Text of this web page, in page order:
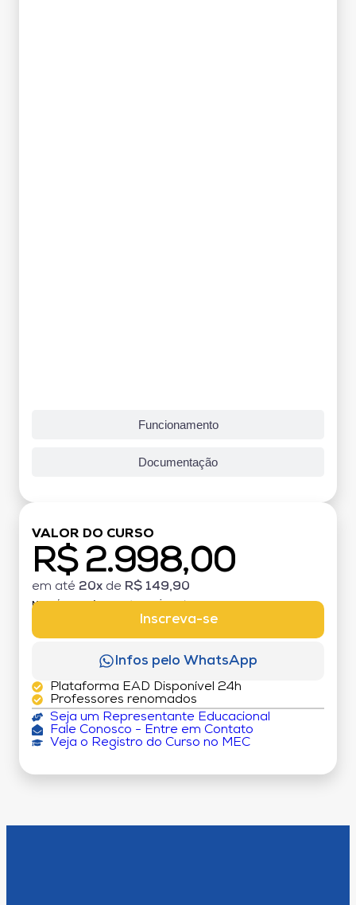
Funcionamento
Documentação
VALOR DO CURSO
R$ 2.998,00
em até 20x de R$ 149,90
MATRÍCULA:
Inscreva-se
Infos pelo WhatsApp
Plataforma EAD Disponível 24h
Professores renomados
Seja um Representante Educacional
Fale Conosco - Entre em Contato
Veja o Registro do Curso no MEC